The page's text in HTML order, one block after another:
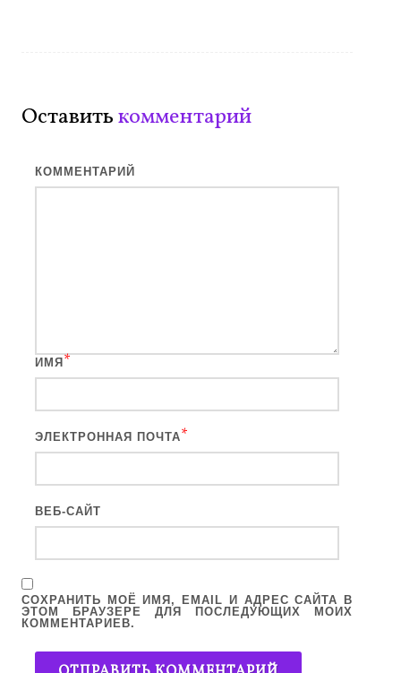
Оставитькомментарий
КОММЕНТАРИЙ
ИМЯ *
ЭЛЕКТРОННАЯ ПОЧТА*
ВЕБ-САЙТ
СОХРАНИТЬ МОЁ ИМЯ, EMAIL И АДРЕС САЙТА В
ЭТОМ БРАУЗЕРЕ ДЛЯ ПОСЛЕДУЮЩИХ МОИХ
КОММЕНТАРИЕВ.